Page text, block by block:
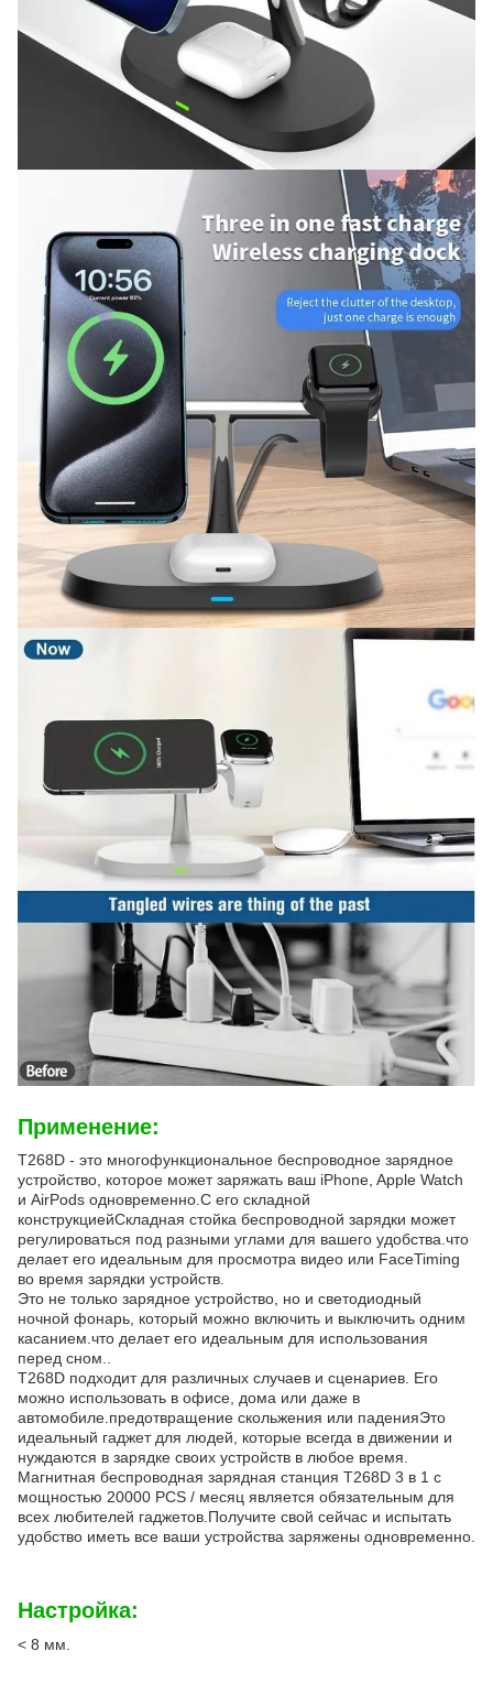
Применение:
T268D - это многофункциональное беспроводное зарядное
устройство, которое может заряжать ваш iPhone, Apple Watch
и AirPods одновременно.С его складной
конструкциейСкладная стойка беспроводной зарядки может
регулироваться под разными углами для вашего удобства.что
делает его идеальным для просмотра видео или FaceTiming
во время зарядки устройств.
Это не только зарядное устройство, но и светодиодный
ночной фонарь, который можно включить и выключить одним
касанием.что делает его идеальным для использования
перед сном..
T268D подходит для различных случаев и сценариев. Его
можно использовать в офисе, дома или даже в
автомобиле.предотвращение скольжения или паденияЭто
идеальный гаджет для людей, которые всегда в движении и
нуждаются в зарядке своих устройств в любое время.
Магнитная беспроводная зарядная станция T268D 3 в 1 с
мощностью 20000 PCS / месяц является обязательным для
всех любителей гаджетов.Получите свой сейчас и испытать
удобство иметь все ваши устройства заряжены одновременно.
Настройка:
< 8 мм.